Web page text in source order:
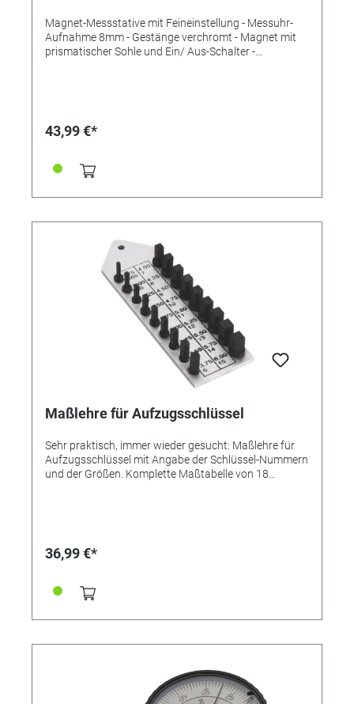
Magnet-Messstative mit Feineinstellung - Messuhr-
Aufnahme 8mm - Gestänge verchromt - Magnet mit
prismatischer Sohle und Ein/ Aus-Schalter -
43,99 €*
Maßlehre für Aufzugsschlüssel
Sehr praktisch, immer wieder gesucht: Maßlehre für
Aufzugsschlüssel mit Angabe der Schlüssel-Nummern
und der Größen. Komplette Maßtabelle von 18
36,99 €*